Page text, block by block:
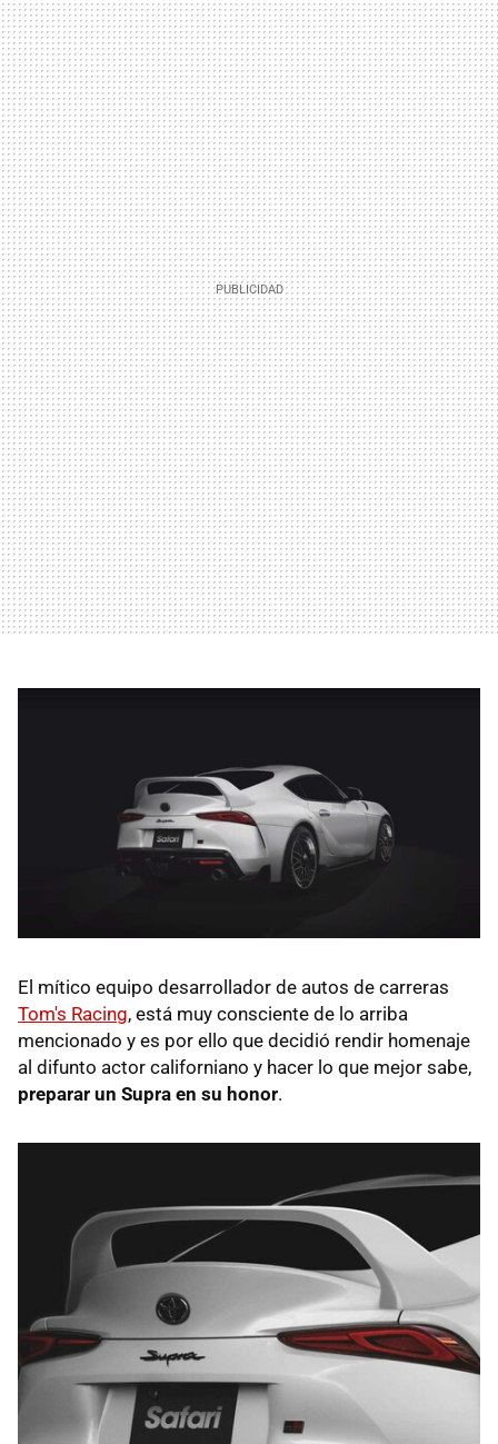
El mítico equipo desarrollador de autos de carreras
Tom's Racing, está muy consciente de lo arriba
mencionado y es por ello que decidió rendir homenaje
al difunto actor californiano y hacer lo que mejor sabe,
preparar un Supra en su honor.